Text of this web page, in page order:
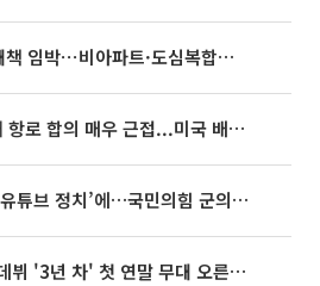
영끌 '주택공급' 대책 임박⋯비아파트·도심복합까지 총동원
이란 “호르무즈 새 항로 합의 매우 근접...미국 배상 먼저”
우성빈 기장군수 ‘유튜브 정치’에…국민의힘 군의원들 집단 반발
'전참시' 리센느, 데뷔 '3년 차' 첫 연말 무대 오른다⋯"그동안 섭외 안 와"